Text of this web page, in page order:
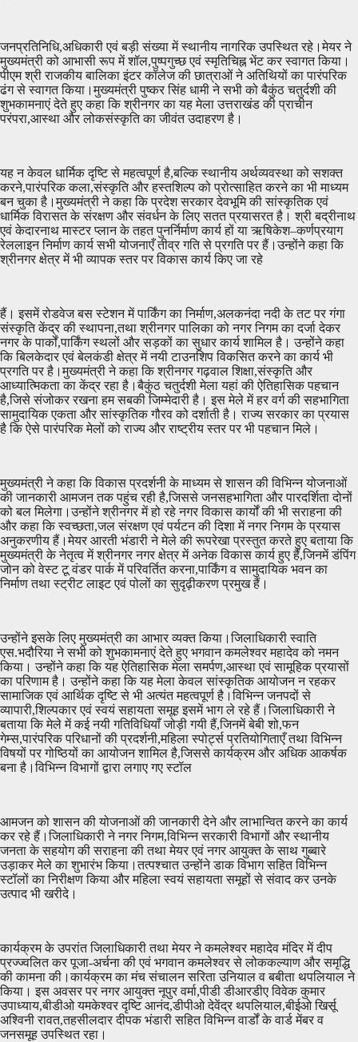
जनप्रतिनिधि,अधिकारी एवं बड़ी संख्या में स्थानीय नागरिक उपस्थित रहे।मेयर ने
मुख्यमंत्री को आभासी रूप में शॉल,पुष्पगुच्छ एवं स्मृतिचिह्न भेंट कर स्वागत किया।
पीएम श्री राजकीय बालिका इंटर कॉलेज की छात्राओं ने अतिथियों का पारंपरिक
ढंग से स्वागत किया।मुख्यमंत्री पुष्कर सिंह धामी ने सभी को बैकुंठ चतुर्दशी की
शुभकामनाएं देते हुए कहा कि श्रीनगर का यह मेला उत्तराखंड की प्राचीन
परंपरा,आस्था और लोकसंस्कृति का जीवंत उदाहरण है।
यह न केवल धार्मिक दृष्टि से महत्वपूर्ण है,बल्कि स्थानीय अर्थव्यवस्था को सशक्त
करने,पारंपरिक कला,संस्कृति और हस्तशिल्प को प्रोत्साहित करने का भी माध्यम
बन चुका है।मुख्यमंत्री ने कहा कि प्रदेश सरकार देवभूमि की सांस्कृतिक एवं
धार्मिक विरासत के संरक्षण और संवर्धन के लिए सतत प्रयासरत है। श्री बद्रीनाथ
एवं केदारनाथ मास्टर प्लान के तहत पुनर्निर्माण कार्य हों या ऋषिकेश–कर्णप्रयाग
रेललाइन निर्माण कार्य सभी योजनाएँ तीव्र गति से प्रगति पर हैं।उन्होंने कहा कि
श्रीनगर क्षेत्र में भी व्यापक स्तर पर विकास कार्य किए जा रहे
हैं। इसमें रोडवेज बस स्टेशन में पार्किंग का निर्माण,अलकनंदा नदी के तट पर गंगा
संस्कृति केंद्र की स्थापना,तथा श्रीनगर पालिका को नगर निगम का दर्जा देकर
नगर के पार्कों,पार्किंग स्थलों और सड़कों का सुधार कार्य शामिल है। उन्होंने कहा
कि बिलकेदार एवं बेलकंडी क्षेत्र में नयी टाउनशिप विकसित करने का कार्य भी
प्रगति पर है।मुख्यमंत्री ने कहा कि श्रीनगर गढ़वाल शिक्षा,संस्कृति और
आध्यात्मिकता का केंद्र रहा है।बैकुंठ चतुर्दशी मेला यहां की ऐतिहासिक पहचान
है,जिसे संजोकर रखना हम सबकी जिम्मेदारी है। इस मेले में हर वर्ग की सहभागिता
सामुदायिक एकता और सांस्कृतिक गौरव को दर्शाती है। राज्य सरकार का प्रयास
है कि ऐसे पारंपरिक मेलों को राज्य और राष्ट्रीय स्तर पर भी पहचान मिले।
मुख्यमंत्री ने कहा कि विकास प्रदर्शनी के माध्यम से शासन की विभिन्न योजनाओं
की जानकारी आमजन तक पहुंच रही है,जिससे जनसहभागिता और पारदर्शिता दोनों
को बल मिलेगा।उन्होंने श्रीनगर में हो रहे नगर विकास कार्यों की भी सराहना की
और कहा कि स्वच्छता,जल संरक्षण एवं पर्यटन की दिशा में नगर निगम के प्रयास
अनुकरणीय हैं।मेयर आरती भंडारी ने मेले की रूपरेखा प्रस्तुत करते हुए बताया कि
मुख्यमंत्री के नेतृत्व में श्रीनगर नगर क्षेत्र में अनेक विकास कार्य हुए हैं,जिनमें डंपिंग
जोन को वेस्ट टू वंडर पार्क में परिवर्तित करना,पार्किंग व सामुदायिक भवन का
निर्माण तथा स्ट्रीट लाइट एवं पोलों का सुदृढ़ीकरण प्रमुख हैं।
उन्होंने इसके लिए मुख्यमंत्री का आभार व्यक्त किया।जिलाधिकारी स्वाति
एस.भदौरिया ने सभी को शुभकामनाएं देते हुए भगवान कमलेश्वर महादेव को नमन
किया। उन्होंने कहा कि यह ऐतिहासिक मेला समर्पण,आस्था एवं सामूहिक प्रयासों
का परिणाम है। उन्होंने कहा कि यह मेला केवल सांस्कृतिक आयोजन न रहकर
सामाजिक एवं आर्थिक दृष्टि से भी अत्यंत महत्वपूर्ण है।विभिन्न जनपदों से
व्यापारी,शिल्पकार एवं स्वयं सहायता समूह इसमें भाग ले रहे हैं।जिलाधिकारी ने
बताया कि मेले में कई नयी गतिविधियाँ जोड़ी गयी हैं,जिनमें बेबी शो,फन
गेम्स,पारंपरिक परिधानों की प्रदर्शनी,महिला स्पोर्ट्स प्रतियोगिताएँ तथा विभिन्न
विषयों पर गोष्ठियों का आयोजन शामिल है,जिससे कार्यक्रम और अधिक आकर्षक
बना है।विभिन्न विभागों द्वारा लगाए गए स्टॉल
आमजन को शासन की योजनाओं की जानकारी देने और लाभान्वित करने का कार्य
कर रहे हैं।जिलाधिकारी ने नगर निगम,विभिन्न सरकारी विभागों और स्थानीय
जनता के सहयोग की सराहना की तथा मेयर एवं नगर आयुक्त के साथ गुब्बारे
उड़ाकर मेले का शुभारंभ किया।तत्पश्चात उन्होंने डाक विभाग सहित विभिन्न
स्टॉलों का निरीक्षण किया और महिला स्वयं सहायता समूहों से संवाद कर उनके
उत्पाद भी खरीदे।
कार्यक्रम के उपरांत जिलाधिकारी तथा मेयर ने कमलेश्वर महादेव मंदिर में दीप
प्रज्ज्वलित कर पूजा-अर्चना की एवं भगवान कमलेश्वर से लोककल्याण और समृद्धि
की कामना की।कार्यक्रम का मंच संचालन सरिता उनियाल व बबीता थपलियाल ने
किया। इस अवसर पर नगर आयुक्त नूपुर वर्मा,पीडी डीआरडीए विवेक कुमार
उपाध्याय,बीडीओ यमकेश्वर दृष्टि आनंद,डीपीओ देवेंद्र थपलियाल,बीईओ खिर्सू
अश्विनी रावत,तहसीलदार दीपक भंडारी सहित विभिन्न वार्डों के वार्ड मेंबर व
जनसमूह उपस्थित रहा।